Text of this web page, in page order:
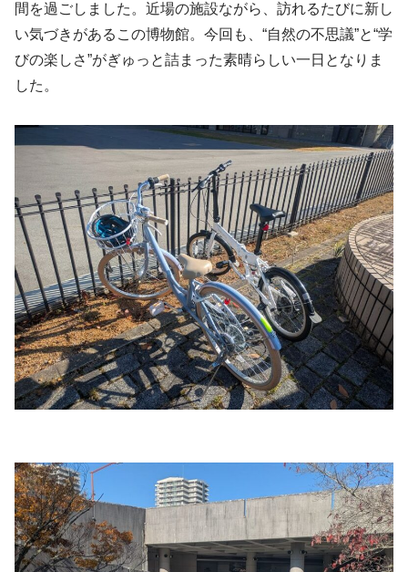
間を過ごしました。近場の施設ながら、訪れるたびに新し
い気づきがあるこの博物館。今回も、“自然の不思議”と“学
びの楽しさ”がぎゅっと詰まった素晴らしい一日となりま
した。